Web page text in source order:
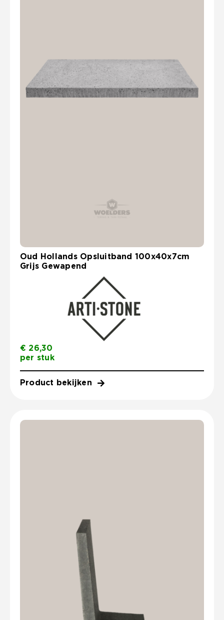
Oud Hollands Opsluitband 100x40x7cm
Grijs Gewapend
€ 26,30
per stuk
Product bekijken